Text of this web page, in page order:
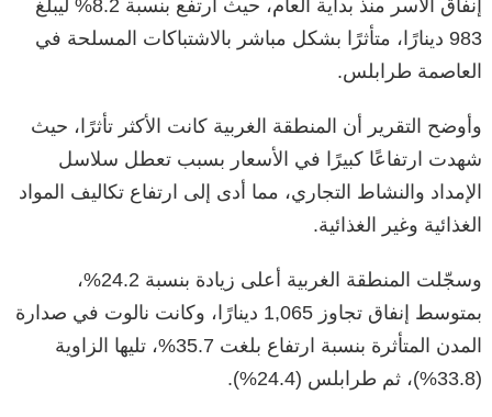
إنفاق الأسر منذ بداية العام، حيث ارتفع بنسبة 8.2% ليبلغ
983 دينارًا، متأثرًا بشكل مباشر بالاشتباكات المسلحة في
العاصمة طرابلس.
وأوضح التقرير أن المنطقة الغربية كانت الأكثر تأثرًا، حيث
شهدت ارتفاعًا كبيرًا في الأسعار بسبب تعطل سلاسل
الإمداد والنشاط التجاري، مما أدى إلى ارتفاع تكاليف المواد
الغذائية وغير الغذائية.
وسجّلت المنطقة الغربية أعلى زيادة بنسبة 24.2%،
بمتوسط إنفاق تجاوز 1,065 دينارًا، وكانت نالوت في صدارة
المدن المتأثرة بنسبة ارتفاع بلغت 35.7%، تليها الزاوية
(33.8%)، ثم طرابلس (24.4%).